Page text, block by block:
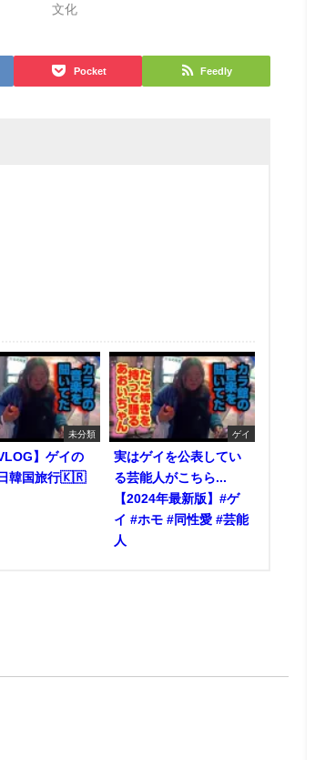
文化
Pocket Feedly
未分類
】ゲイの
韓国旅行🇰🇷
ゲイ
実はゲイを公表してい
る芸能人がこちら...
【2024年最新版】#ゲ
イ #ホモ #同性愛 #芸能
人